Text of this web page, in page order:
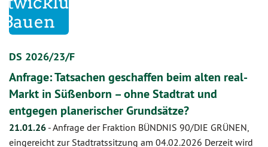
DS 2026/23/F
Anfrage: Tatsachen geschaffen beim alten real-
Markt in Süßenborn – ohne Stadtrat und
entgegen planerischer Grundsätze?
21.01.26 -Anfrage der Fraktion BÜNDNIS 90/DIE GRÜNEN,
eingereicht zur Stadtratssitzung am 04.02.2026 Derzeit wird